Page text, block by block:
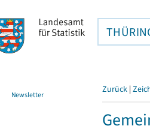
Newsletter Zurück |